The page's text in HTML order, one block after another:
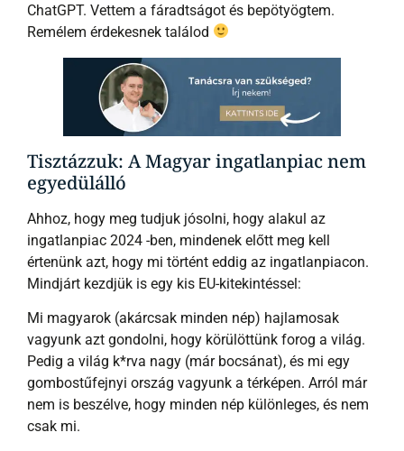
ChatGPT. Vettem a fáradtságot és bepötyögtem.
Remélem érdekesnek találod
Tisztázzuk: A Magyar ingatlanpiac nem
egyedülálló
Ahhoz, hogy meg tudjuk jósolni, hogy alakul az
ingatlanpiac 2024 -ben, mindenek előtt meg kell
értenünk azt, hogy mi történt eddig az ingatlanpiacon.
Mindjárt kezdjük is egy kis EU-kitekintéssel:
Mi magyarok (akárcsak minden nép) hajlamosak
vagyunk azt gondolni, hogy körülöttünk forog a világ.
Pedig a világ k*rva nagy (már bocsánat), és mi egy
gombostűfejnyi ország vagyunk a térképen. Arról már
nem is beszélve, hogy minden nép különleges, és nem
csak mi.